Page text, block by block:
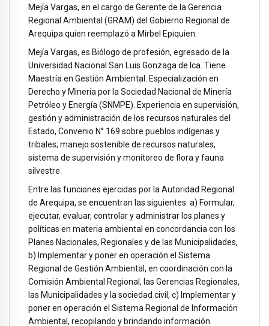
Mejía Vargas, en el cargo de Gerente de la Gerencia
Regional Ambiental (GRAM) del Gobierno Regional de
Arequipa quien reemplazó a Mirbel Epiquien.
Mejía Vargas, es Biólogo de profesión, egresado de la
Universidad Nacional San Luis Gonzaga de Ica. Tiene
Maestría en Gestión Ambiental. Especialización en
Derecho y Minería por la Sociedad Nacional de Minería
Petróleo y Energía (SNMPE). Experiencia en supervisión,
gestión y administración de los recursos naturales del
Estado, Convenio N° 169 sobre pueblos indígenas y
tribales; manejo sostenible de recursos naturales,
sistema de supervisión y monitoreo de flora y fauna
silvestre.
Entre las funciones ejercidas por la Autoridad Regional
de Arequipa, se encuentran las siguientes: a) Formular,
ejecutar, evaluar, controlar y administrar los planes y
políticas en materia ambiental en concordancia con los
Planes Nacionales, Regionales y de las Municipalidades,
b) Implementar y poner en operación el Sistema
Regional de Gestión Ambiental, en coordinación con la
Comisión Ambiental Regional, las Gerencias Regionales,
las Municipalidades y la sociedad civil, c) Implementar y
poner en operación el Sistema Regional de Información
Ambiental, recopilando y brindando información